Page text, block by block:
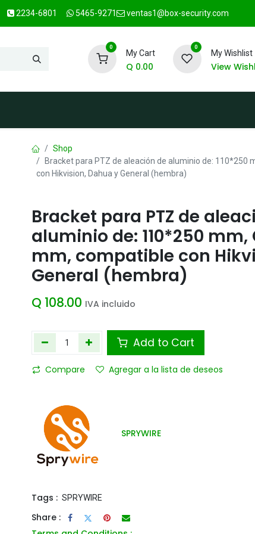
2234-6801 5465-9271 ventas1@box-security.com
0
My Cart
Q 0.00
0
My Wishlist
View
Shop
Bracket para PTZ de aleación de aluminio de: 110*250
con Hikvision, Dahua y General (hembra)
Bracket para PTZ de
aluminio de: 110*250 mm,
mm, compatible con
General (hembra)
Q 108.00 IVA incluido
Add to Cart
Compare Agregar a la lista de deseos
SPRYWIRE
Tags : SPRYWIRE
Share :